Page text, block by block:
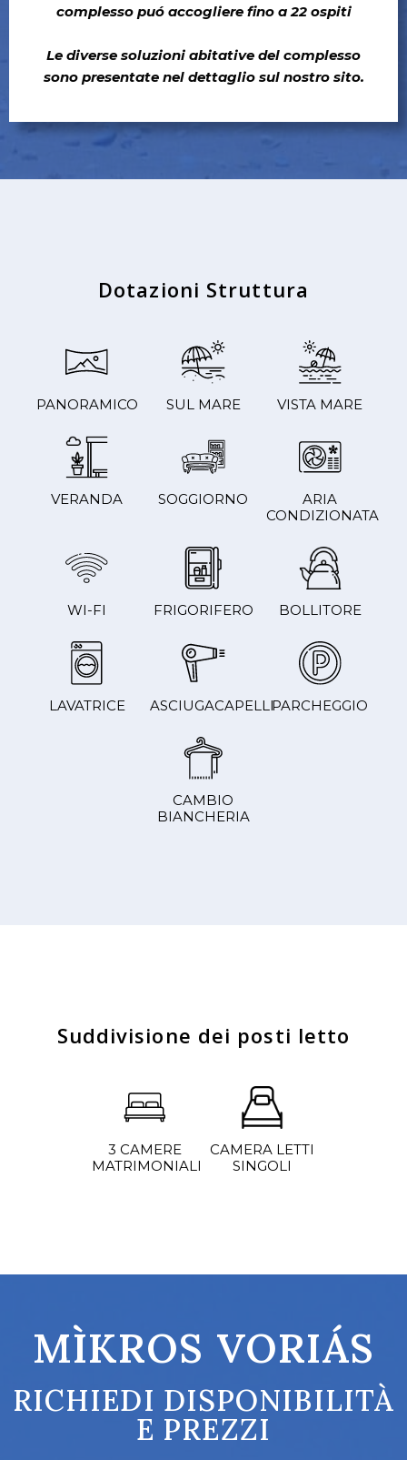
complesso puó accogliere fino a 22 ospiti
Le diverse soluzioni abitative del complesso
sono presentate nel dettaglio sul nostro sito.
Dotazioni Struttura
PANORAMICO SUL MARE VISTA MARE
VERANDA SOGGIORNO
ARIA
CONDIZIONATA
WI-FI FRIGORIFERO BOLLITORE
LAVATRICE ASCIUGACAPELLIPARCHEGGIO
CAMBIO
BIANCHERIA
Suddivisione dei posti letto
3 CAMERE
MATRIMONIALI
CAMERA LETTI
SINGOLI
MÌKROS VORIÁS
RICHIEDI DISPONIBILITÀ
E PREZZI